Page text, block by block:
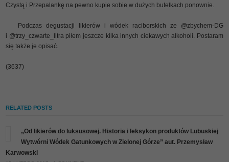
Czystą i Przepalankę na pewno kupie sobie w dużych butelkach ponownie.
Podczas degustacji likierów i wódek raciborskich ze @zbychem-DG
i @trzy_czwarte_litra piłem jeszcze kilka innych ciekawych alkoholi. Postaram
się także je opisać.
(3637)
RELATED POSTS
„Od likierów do luksusowej. Historia i leksykon produktów Lubuskiej
Wytwórni Wódek Gatunkowych w Zielonej Górze” aut. Przemysław
Karwowski